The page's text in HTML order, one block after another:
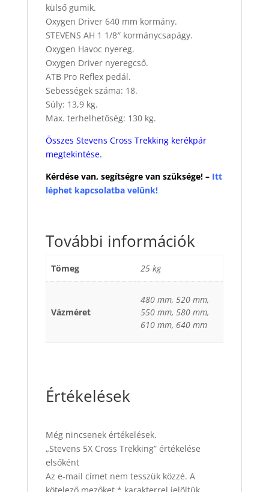
külső gumik.
Oxygen Driver 640 mm kormány.
STEVENS AH 1 1/8″ kormánycsapágy.
Oxygen Havoc nyereg.
Oxygen Driver nyeregcső.
ATB Pro Reflex pedál.
Sebességek száma: 18.
Súly: 13,9 kg.
Max. terhelhetőség: 130 kg.
Összes Stevens Cross Trekking kerékpár
megtekintése.
Kérdése van, segítségre van szüksége! –Itt
léphet kapcsolatba velünk!
További információk
Tömeg 25 kg
Vázméret
480 mm, 520 mm,
550 mm, 580 mm,
610 mm, 640 mm
Értékelések
Még nincsenek értékelések.
„Stevens 5X Cross Trekking” értékelése
elsőként
Az e-mail címet nem tesszük közzé. A